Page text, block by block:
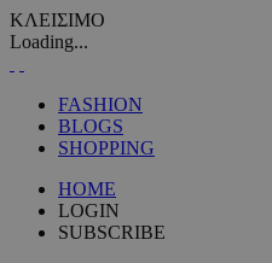
ΚΛΕΙΣΙΜΟ
Loading...
FASHION
BLOGS
SHOPPING
HOME
LOGIN
SUBSCRIBE